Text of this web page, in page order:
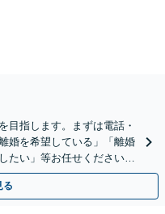
目指します。まずは電話・
婚を希望している」「離婚
たい」等お任せください。
る